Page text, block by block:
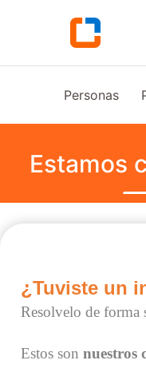
Personas
Estamos
¿Tuviste un
Resolvelo de forma
Estos son nuestros